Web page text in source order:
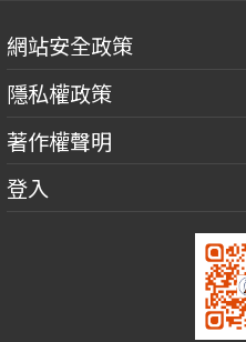
網站安全政策
隱私權政策
著作權聲明
登入